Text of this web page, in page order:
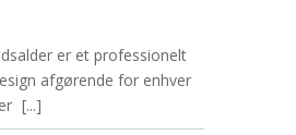
er et professionelt
afgørende for enhver
[...]